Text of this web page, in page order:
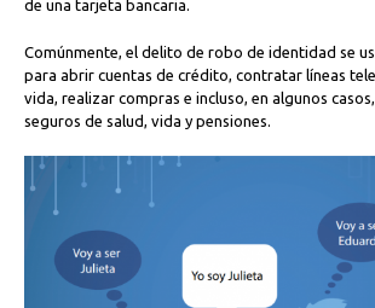
de una tarjeta bancaria.
Comúnmente, el delito de robo de identidad se
para abrir cuentas de crédito, contratar líneas
vida, realizar compras e incluso, en algunos
seguros de salud, vida y pensiones.